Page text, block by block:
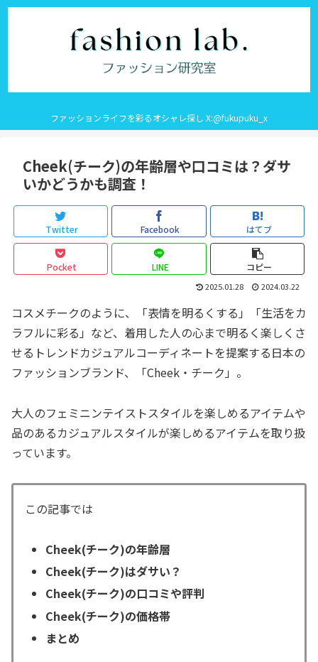
ファッションライフを彩るオシャレ探し X:@fukupuku_x
Cheek(チーク)の年齢層や口コミは？ダサ
いかどうかも調査！
Twitter Facebook はてブ
Pocket LINE コピー
2025.01.28 2024.03.22
コスメチークのように、「表情を明るくする」「生活をカ
ラフルに彩る」など、着用した人の心まで明るく楽しくさ
せるトレンドカジュアルコーディネートを提案する日本の
ファッションブランド、「Cheek・チーク」。
大人のフェミニンテイストスタイルを楽しめるアイテムや
品のあるカジュアルスタイルが楽しめるアイテムを取り扱
っています。
この記事では
Cheek(チーク)の年齢層
Cheek(チーク)はダサい？
Cheek(チーク)の口コミや評判
Cheek(チーク)の価格帯
まとめ